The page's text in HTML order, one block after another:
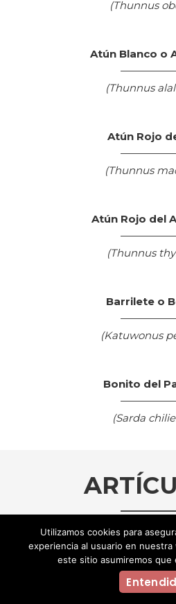
(Thunnus
Atún Blanco o
(Thunnus
Atún Rojo
(Thunnus
Atún Rojo del
(Thunnus
Barrilete o
(Katuwonus
Bonito del
(Sarda
© InfoAtún México 2019. Todos
Aviso de
Utilizamos cookies para
experiencia al usuario en
este sitio asumiremos que